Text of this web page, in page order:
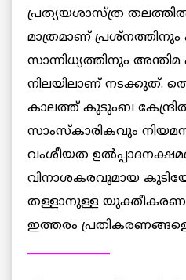
പ്രത്യയശാസ്ത്ര
മാത്രമാണ്
സാന്നിധ്യത്തിനും
നിലയിലാണ് നടക്കുത്.
കാലത്ത് കുടുംബ
സാംസ്‌കാരികവും
വംശീയത
വിനാശകരവുമായ
തള്ളാനുള്ള
ഇത്തരം
_______________